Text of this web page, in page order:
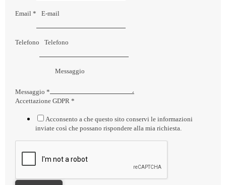
Email *
Telefono
Messaggio *
Accettazione GDPR *
Acconsento a che questo sito conservi le informazioni
inviate così che possano rispondere alla mia richiesta.